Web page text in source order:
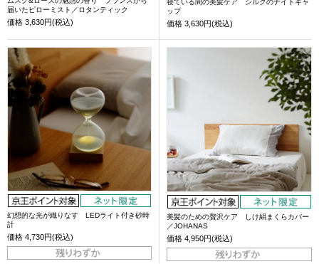
届いたピローミスト／ロタンティック
価格 3,630円(税込)
ップ
価格 3,630円(税込)
幻想的な光が織りなす LEDライト付き砂時
計
価格 4,730円(税込)
美髪のための贅沢ケア しけ絹まくらカバー
／JOHANAS
価格 4,950円(税込)